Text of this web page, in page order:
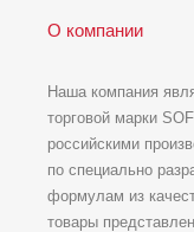
О компании
Наша компания
торговой марки
российскими
по специально
формулам из
товары